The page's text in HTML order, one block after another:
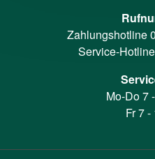
Zahlungshotline
Service-Hotline
Mo-Do 7
Fr 7